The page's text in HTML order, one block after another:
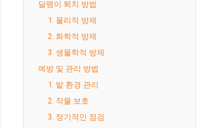
달팽이 퇴치 방법
1. 물리적 방제
2. 화학적 방제
3. 생물학적 방제
예방 및 관리 방법
1. 밭 환경 관리
2. 작물 보호
3. 정기적인 점검